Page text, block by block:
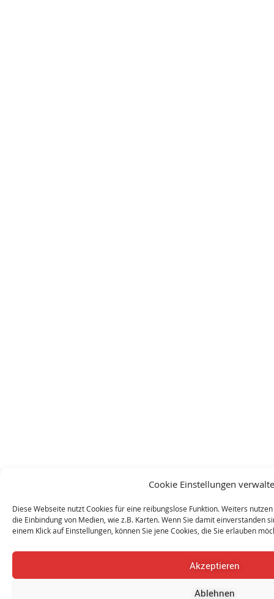
Cookie Einstellungen
Diese Webseite nutzt Cookies für eine reibungslose Funktion. Weiters
die Einbindung von Medien, wie z.B. Karten. Wenn Sie damit einverstanden
einem Klick auf Einstellungen, können Sie jene Cookies, die Sie erlauben
Akzeptieren
Ablehnen